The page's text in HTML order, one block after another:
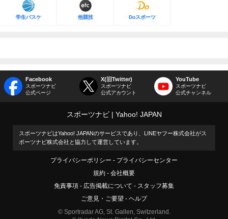
学生バスケ 他競技 Doスポーツ
Facebook
スポーツナビ
公式ページ
X(旧Twitter)
スポーツナビ
公式アカウント
YouTube
スポーツナビ
公式チャンネル
スポーツナビ Yahoo! JAPAN
スポーツナビはYahoo! JAPANのサービスであり、LINEヤフー株式会社がス
ポーツナビ株式会社と協力して運営しています。
プライバシーポリシー
プライバシーセンター
規約
会社概要
免責事項
広告掲載について
スタッフ募集
ご意見・ご要望
ヘルプ
© Sportradar AG, St. Gallen, Switzerland.